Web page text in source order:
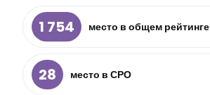
1 754 место в общем рейтинге
28
место в СРО